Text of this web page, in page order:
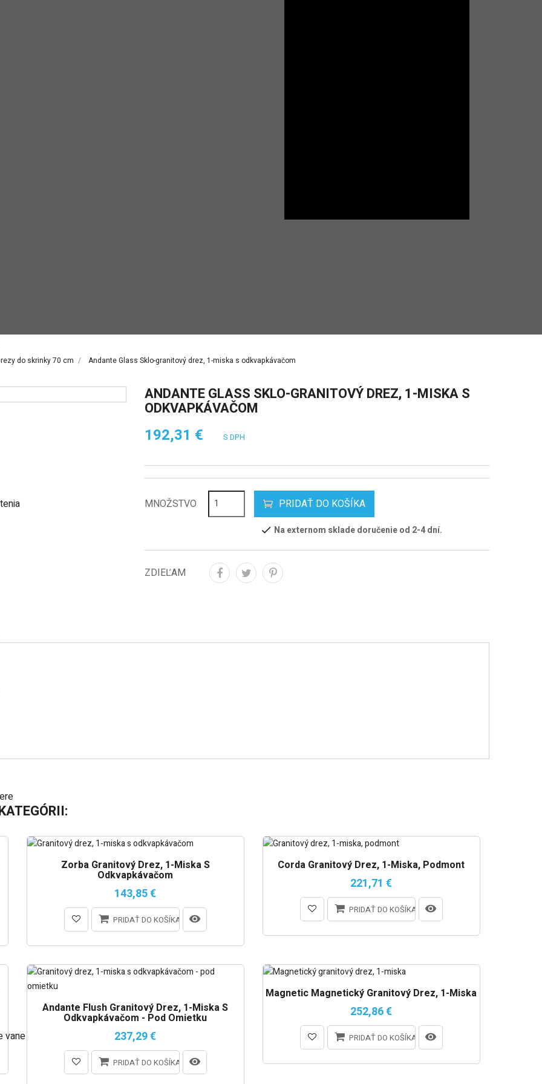
vane
do skrinky 70 cm Andante Glass Sklo-granitový drez, 1-miska s odkvapkávačom
ANDANTE GLASS SKLO-GRANITOVÝ DREZ, 1-MISKA S
ODKVAPKÁVAČOM
192,31 € S DPH
MNOŽSTVO PRIDAŤ DO KOŠÍKA
Na externom sklade doručenie od 2-4 dní.
ZDIEĽAM
Zorba Granitový Drez, 1-Miska S
Odkvapkávačom
143,85 €
PRIDAŤ DO KOŠÍKA
Corda Granitový Drez, 1-Miska, Podmont
221,71 €
PRIDAŤ DO KOŠÍKA
Andante Flush Granitový Drez, 1-Miska S
Odkvapkávačom - Pod Omietku
237,29 €
PRIDAŤ DO KOŠÍKA
Magnetic Magnetický Granitový Drez, 1-Miska
252,86 €
PRIDAŤ DO KOŠÍKA